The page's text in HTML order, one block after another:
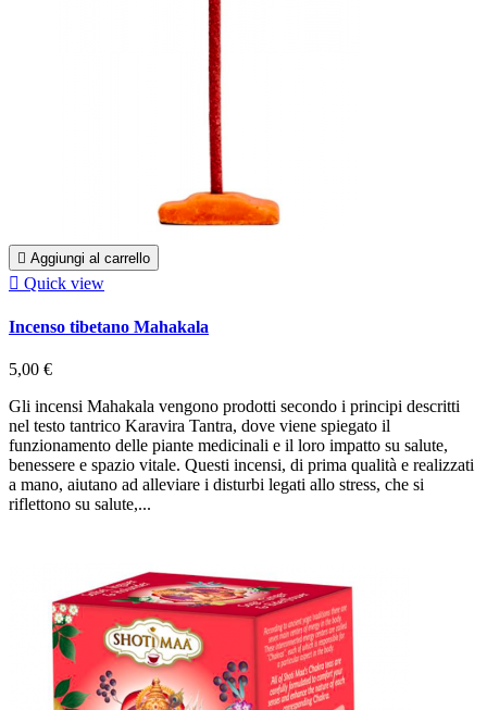
 Aggiungi al carrello
 Quick view
Incenso tibetano Mahakala
5,00 €
Gli incensi Mahakala vengono prodotti secondo i principi descritti
nel testo tantrico Karavira Tantra, dove viene spiegato il
funzionamento delle piante medicinali e il loro impatto su salute,
benessere e spazio vitale. Questi incensi, di prima qualità e realizzati
a mano, aiutano ad alleviare i disturbi legati allo stress, che si
riflettono su salute,...